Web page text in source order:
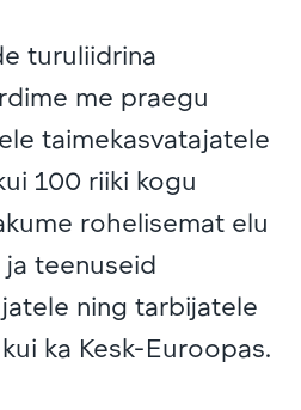
turuliidrina
me praegu
taimekasvatajatele
100 riiki kogu
rohelisemat elu
teenuseid
ning tarbijatele
ka Kesk-Euroopas.